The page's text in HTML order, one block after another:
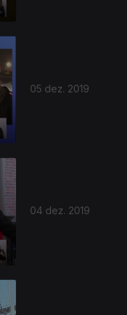
05 dez. 2019
04 dez. 2019